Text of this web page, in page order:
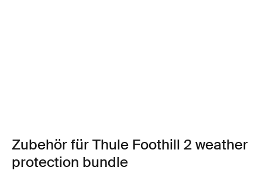
Zubehör für Thule Foothill 2 weather
protection bundle